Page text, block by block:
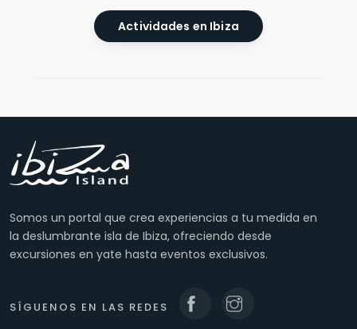
Actividades en Ibiza
Somos un portal que crea experiencias a tu medida en
la deslumbrante isla de Ibiza, ofreciendo desde
excursiones en yate hasta eventos exclusivos.
SÍGUENOS EN LAS REDES